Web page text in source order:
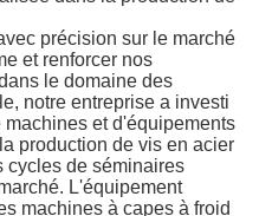
précision sur le marché
et renforcer nos
le domaine des
notre entreprise a investi
et d'équipements
production de vis en acier
cycles de séminaires
L'équipement
machines à capes à froid